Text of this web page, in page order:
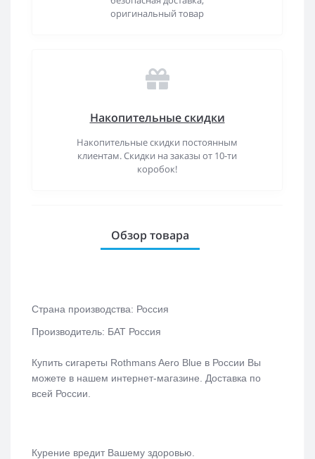
оригинальный товар
Накопительные скидки
Накопительные скидки постоянным
клиентам. Скидки на заказы от 10-ти
коробок!
Обзор товара
Страна производства: Россия
Производитель: БАТ Россия
Купить сигареты Rothmans Aero Blue в России Вы
можете в нашем интернет-магазине. Доставка по
всей России.
Курение вредит Вашему здоровью.